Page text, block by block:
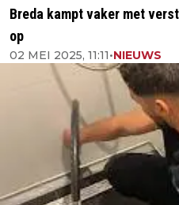
Breda kampt vaker met
op
02 MEI 2025, 11:11•NIEUWS